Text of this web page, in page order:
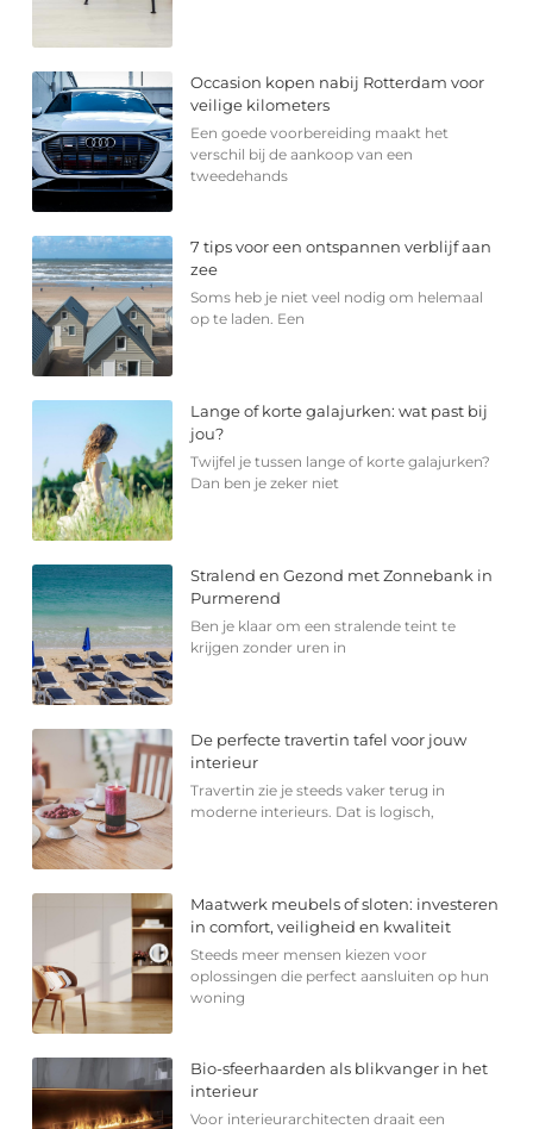
Occasion kopen nabij Rotterdam voor
veilige kilometers
Een goede voorbereiding maakt het
verschil bij de aankoop van een
tweedehands
7 tips voor een ontspannen verblijf aan
zee
Soms heb je niet veel nodig om helemaal
op te laden. Een
Lange of korte galajurken: wat past bij
jou?
Twijfel je tussen lange of korte galajurken?
Dan ben je zeker niet
Stralend en Gezond met Zonnebank in
Purmerend
Ben je klaar om een stralende teint te
krijgen zonder uren in
De perfecte travertin tafel voor jouw
interieur
Travertin zie je steeds vaker terug in
moderne interieurs. Dat is logisch,
Maatwerk meubels of sloten: investeren
in comfort, veiligheid en kwaliteit
Steeds meer mensen kiezen voor
oplossingen die perfect aansluiten op hun
woning
Bio-sfeerhaarden als blikvanger in het
interieur
Voor interieurarchitecten draait een